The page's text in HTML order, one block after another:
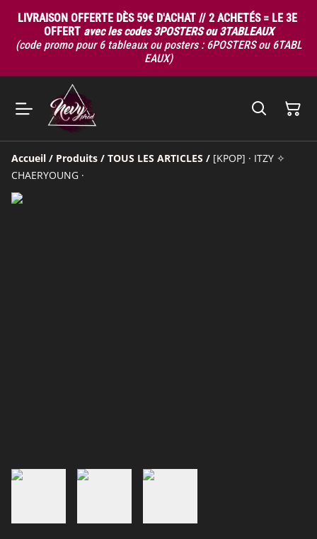
LIVRAISON OFFERTE DÈS 59€ D'ACHAT // 2 ACHETÉS = LE 3E
OFFERT avec les codes 3POSTERS ou 3TABLEAUX
(code promo pour 6 tableaux ou posters : 6POSTERS ou 6TABL
EAUX)
Accueil / Produits / TOUS LES ARTICLES / [KPOP] · ITZY ✧
CHAERYOUNG ·